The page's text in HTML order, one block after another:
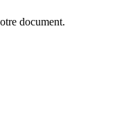
document.